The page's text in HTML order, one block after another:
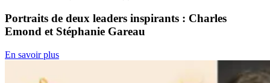
Portraits de deux leaders inspirants : Charles
Emond et Stéphanie Gareau
En savoir plus